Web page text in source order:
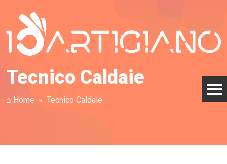
Tecnico Caldaie
⌂ Home Tecnico Caldaie